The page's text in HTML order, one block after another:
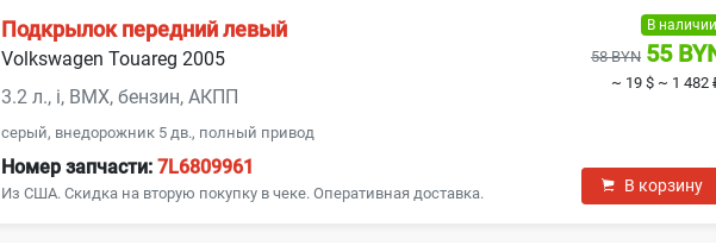
Подкрылок передний левый
Volkswagen Touareg 2005
3.2 л., i, BMX, бензин, АКПП
серый, внедорожник 5 дв., полный привод
Номер запчасти: 7L6809961
Из США. Скидка на вторую покупку в чеке. Оперативная доставка.
В наличии
58 BYN 55
~ 19 $ ~ 1 482
В корзину